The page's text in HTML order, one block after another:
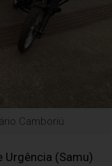
Camboriú
Urgência (Samu)